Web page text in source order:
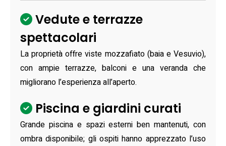
Vedute e terrazze
spettacolari
La proprietà offre viste mozzafiato (baia e Vesuvio),
con ampie terrazze, balconi e una veranda che
migliorano l’esperienza all’aperto.
Piscina e giardini curati
Grande piscina e spazi esterni ben mantenuti, con
ombra disponibile; gli ospiti hanno apprezzato l’uso